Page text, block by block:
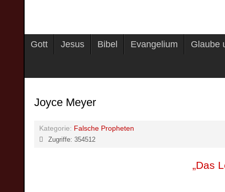
Gott Jesus Bibel Evangelium Glaube
Joyce Meyer
Kategorie: Falsche Propheten
Zugriffe: 354512
„Das